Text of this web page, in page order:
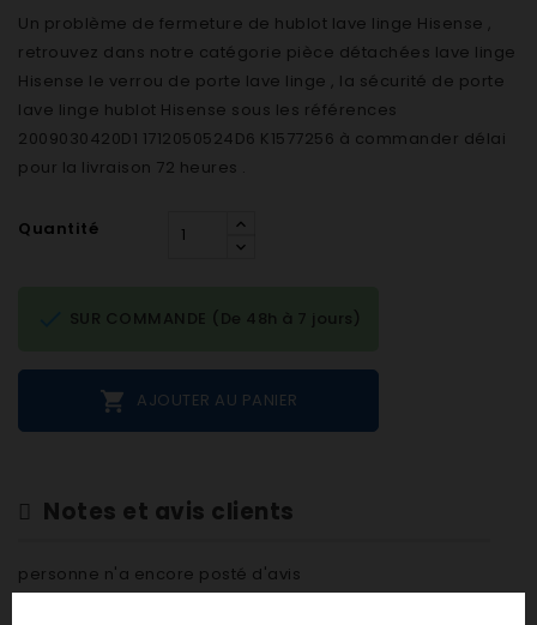
Un problème de fermeture de hublot lave linge Hisense ,
retrouvez dans notre catégorie pièce détachées lave linge
Hisense le verrou de porte lave linge , la sécurité de porte
lave linge hublot Hisense sous les références
2009030420D1 1712050524D6 K1577256 à commander délai
pour la livraison 72 heures .
Quantité
 AJOUTER AU PANIER
SUR COMMANDE (De 48h à 7 jours)
Notes et avis clients
personne n'a encore posté d'avis